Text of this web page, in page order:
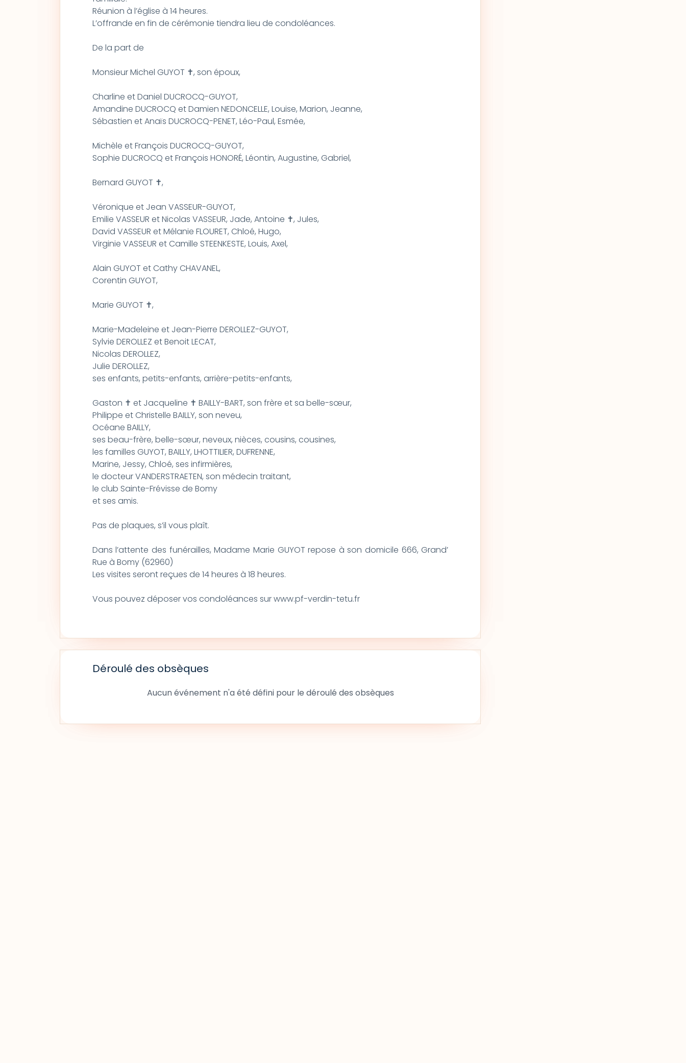
Réunion à l’église à 14 heures.
L’offrande en fin de cérémonie tiendra lieu de condoléances.
De la part de
Monsieur Michel GUYOT ✝, son époux,
Charline et Daniel DUCROCQ-GUYOT,
Amandine DUCROCQ et Damien NEDONCELLE, Louise, Marion, Jeanne,
Sébastien et Anaïs DUCROCQ-PENET, Léo-Paul, Esmée,
Michèle et François DUCROCQ-GUYOT,
Sophie DUCROCQ et François HONORÉ, Léontin, Augustine, Gabriel,
Bernard GUYOT ✝,
Véronique et Jean VASSEUR-GUYOT,
Emilie VASSEUR et Nicolas VASSEUR, Jade, Antoine ✝, Jules,
David VASSEUR et Mélanie FLOURET, Chloé, Hugo,
Virginie VASSEUR et Camille STEENKESTE, Louis, Axel,
Alain GUYOT et Cathy CHAVANEL,
Corentin GUYOT,
Marie GUYOT ✝,
Marie-Madeleine et Jean-Pierre DEROLLEZ-GUYOT,
Sylvie DEROLLEZ et Benoit LECAT,
Nicolas DEROLLEZ,
Julie DEROLLEZ,
ses enfants, petits-enfants, arrière-petits-enfants,
Gaston ✝ et Jacqueline ✝ BAILLY-BART, son frère et sa belle-sœur,
Philippe et Christelle BAILLY, son neveu,
Océane BAILLY,
ses beau-frère, belle-sœur, neveux, nièces, cousins, cousines,
les familles GUYOT, BAILLY, LHOTTILIER, DUFRENNE,
Marine, Jessy, Chloé, ses infirmières,
le docteur VANDERSTRAETEN, son médecin traitant,
le club Sainte-Frévisse de Bomy
et ses amis.
Pas de plaques, s’il vous plaît.
Dans l’attente des funérailles, Madame Marie GUYOT repose à son domicile 666, Grand’
Rue à Bomy (62960)
Les visites seront reçues de 14 heures à 18 heures.
Vous pouvez déposer vos condoléances sur www.pf-verdin-tetu.fr
Déroulé des obsèques
Aucun événement n'a été défini pour le déroulé des obsèques